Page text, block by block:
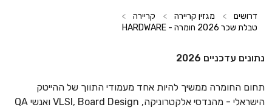
דרושים > מגזין קריירה > קריירה
>
טבלת שכר 2026 חומרה - HARDWARE
נתונים עדכניים 2026
תחום החומרה ממשיך להיות אחד מעמודי התווך של ההייטק
הישראלי - מהנדסי אלקטרוניקה, VLSI, Board Design ואנשי QA